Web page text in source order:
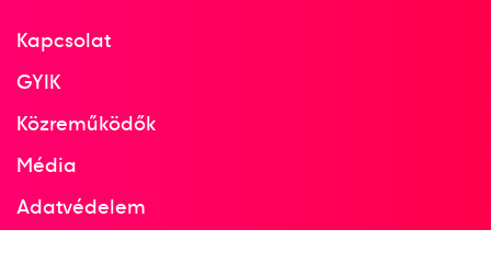
Kapcsolat
GYIK
Közreműködők
Média
Adatvédelem